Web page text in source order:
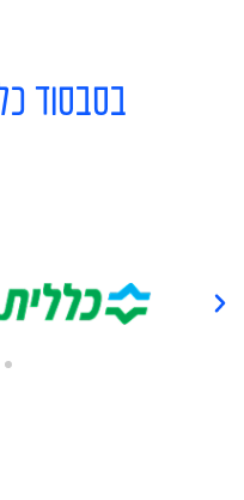
בסבסוד